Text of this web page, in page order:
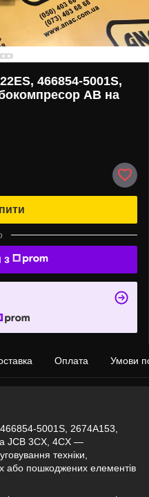
466854-5001S,
AB на
з
Оплата Умови
5001S, 2674A153,
JCB 3CX, 4CX —
техніки,
або пошкоджених елементів